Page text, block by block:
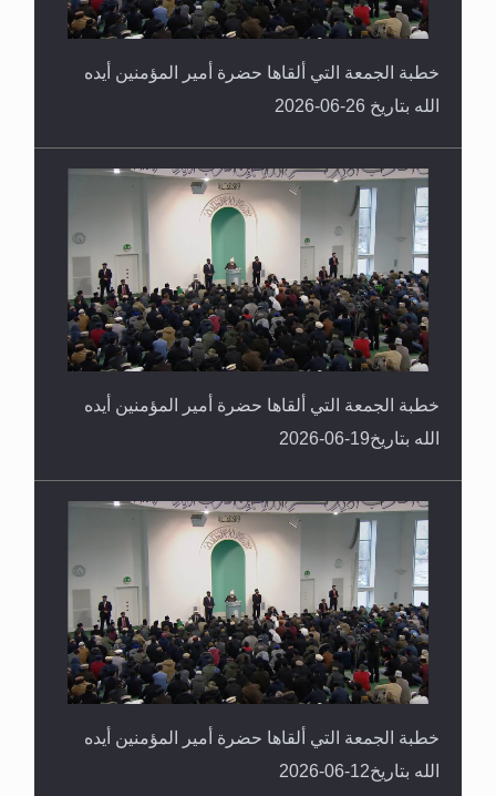
خطبة الجمعة التي ألقاها حضرة أمير المؤمنين أيده
الله بتاريخ 26-06-2026
خطبة الجمعة التي ألقاها حضرة أمير المؤمنين أيده
الله بتاريخ19-06-2026
خطبة الجمعة التي ألقاها حضرة أمير المؤمنين أيده
الله بتاريخ12-06-2026